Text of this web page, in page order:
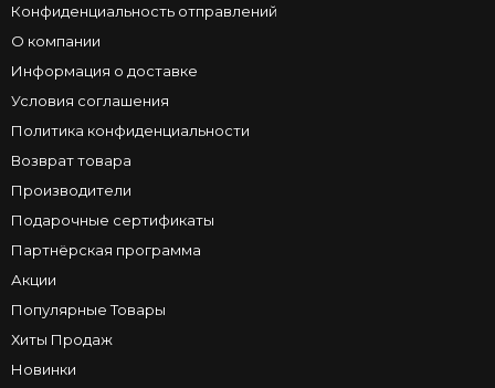
Конфиденциальность отправлений
О компании
Информация о доставке
Условия соглашения
Политика конфиденциальности
Возврат товара
Производители
Подарочные сертификаты
Партнёрская программа
Акции
Популярные Товары
Хиты Продаж
Новинки